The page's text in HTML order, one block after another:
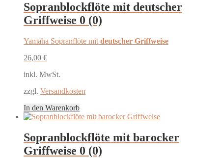
Sopranblockflöte mit deutscher
Griffweise 0 (0)
Yamaha Sopranflöte mit deutscher Griffweise
26,00 €
inkl. MwSt.
zzgl. Versandkosten
In den Warenkorb
Sopranblockflöte mit barocker
Griffweise 0 (0)